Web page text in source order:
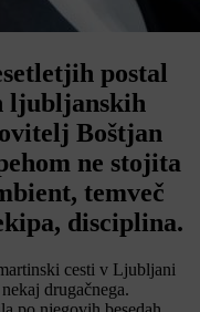
postal
ljubljanskih
Boštjan
ne stojita
temveč
disciplina.
cesti v Ljubljani
drugačnega.